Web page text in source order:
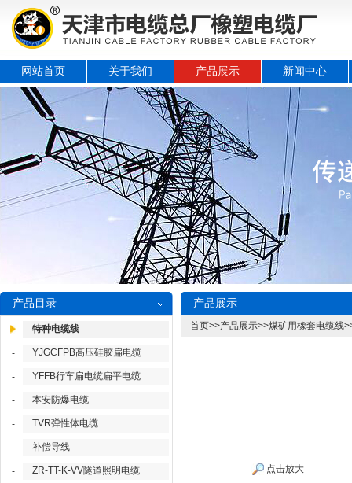
网站首页 关于我们 产品展示 新闻中心
产品目录
特种电缆线
- YJGCFPB高压硅胶扁电缆
- YFFB行车扁电缆扁平电缆
- 本安防爆电缆
- TVR弹性体电缆
- 补偿导线
- ZR-TT-K-VV隧道照明电缆
产品展示
首页>>产品展示>>煤矿用橡套电缆线
点击放大